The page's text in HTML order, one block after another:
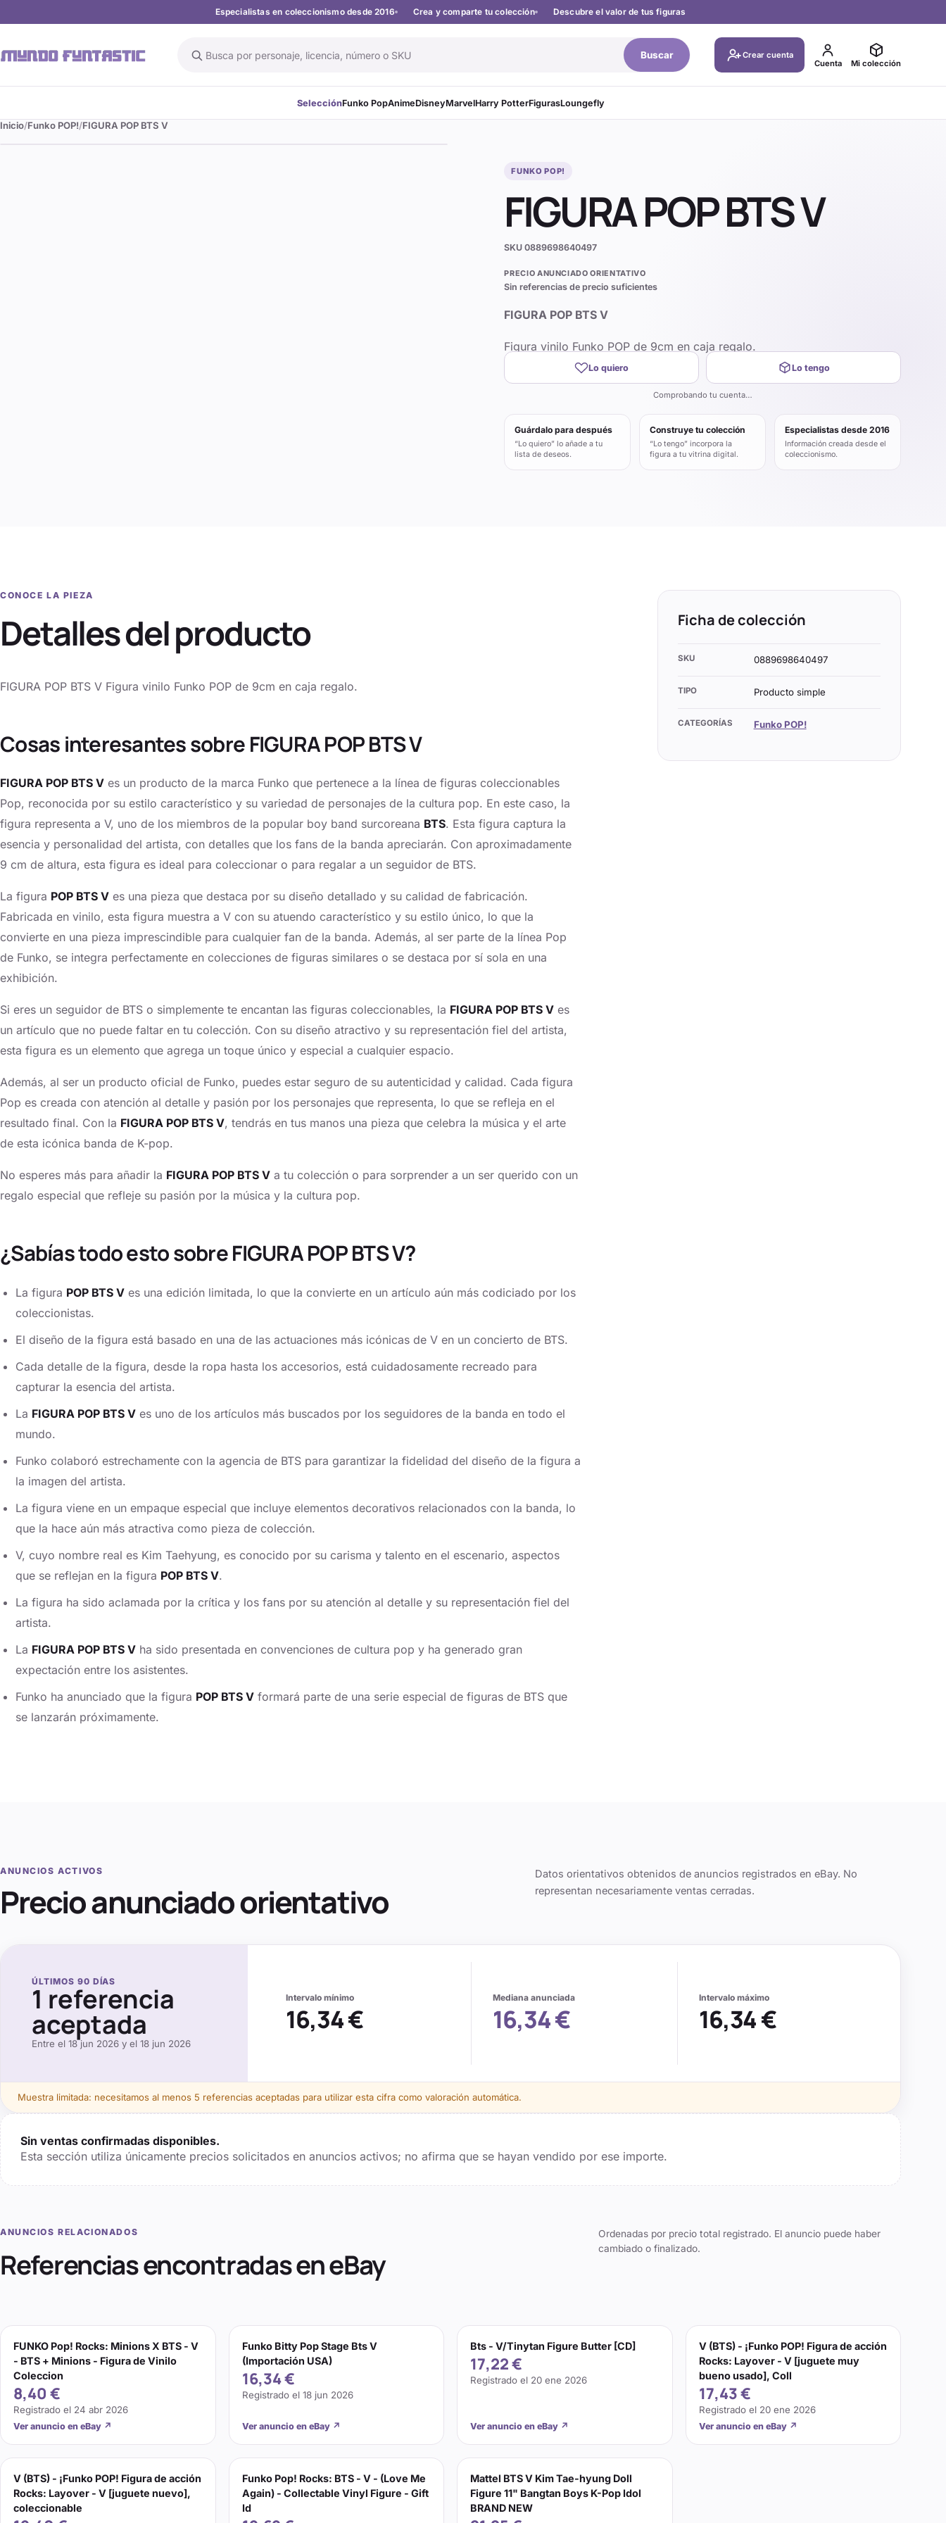
Especialistas en coleccionismo desde 2016 Crea y comparte tu colección Descubre el valor de tus figuras
Buscar en el catálogo Buscar
Crear cuenta
Cuenta
Mi colección
SelecciónFunko PopAnimeDisneyMarvelHarry PotterFigurasLoungefly
Inicio Funko POP! FIGURA POP BTS V
FUNKO POP!
FIGURA POP BTS V
SKU0889698640497
PRECIO ANUNCIADO ORIENTATIVO
Sin referencias de precio suficientes
FIGURA POP BTS V
Figura vinilo Funko POP de 9cm en caja regalo.
Lo quiero Lo tengo
Comprobando tu cuenta…
Guárdalo para después
“Lo quiero” lo añade a tu
lista de deseos.
Construye tu colección
“Lo tengo” incorpora la
figura a tu vitrina digital.
Especialistas desde 2016
Información creada desde el
coleccionismo.
CONOCE LA PIEZA
Detalles del producto
FIGURA POP BTS V Figura vinilo Funko POP de 9cm en caja regalo.
Cosas interesantes sobre FIGURA POP BTS V
FIGURA POP BTS V es un producto de la marca Funko que pertenece a la línea de figuras coleccionables
Pop, reconocida por su estilo característico y su variedad de personajes de la cultura pop. En este caso, la
figura representa a V, uno de los miembros de la popular boy band surcoreana BTS. Esta figura captura la
esencia y personalidad del artista, con detalles que los fans de la banda apreciarán. Con aproximadamente
9 cm de altura, esta figura es ideal para coleccionar o para regalar a un seguidor de BTS.
La figura POP BTS V es una pieza que destaca por su diseño detallado y su calidad de fabricación.
Fabricada en vinilo, esta figura muestra a V con su atuendo característico y su estilo único, lo que la
convierte en una pieza imprescindible para cualquier fan de la banda. Además, al ser parte de la línea Pop
de Funko, se integra perfectamente en colecciones de figuras similares o se destaca por sí sola en una
exhibición.
Si eres un seguidor de BTS o simplemente te encantan las figuras coleccionables, la FIGURA POP BTS V es
un artículo que no puede faltar en tu colección. Con su diseño atractivo y su representación fiel del artista,
esta figura es un elemento que agrega un toque único y especial a cualquier espacio.
Además, al ser un producto oficial de Funko, puedes estar seguro de su autenticidad y calidad. Cada figura
Pop es creada con atención al detalle y pasión por los personajes que representa, lo que se refleja en el
resultado final. Con la FIGURA POP BTS V, tendrás en tus manos una pieza que celebra la música y el arte
de esta icónica banda de K-pop.
No esperes más para añadir la FIGURA POP BTS V a tu colección o para sorprender a un ser querido con un
regalo especial que refleje su pasión por la música y la cultura pop.
¿Sabías todo esto sobre FIGURA POP BTS V?
La figura POP BTS V es una edición limitada, lo que la convierte en un artículo aún más codiciado por los
coleccionistas.
El diseño de la figura está basado en una de las actuaciones más icónicas de V en un concierto de BTS.
Cada detalle de la figura, desde la ropa hasta los accesorios, está cuidadosamente recreado para
capturar la esencia del artista.
La FIGURA POP BTS V es uno de los artículos más buscados por los seguidores de la banda en todo el
mundo.
Funko colaboró estrechamente con la agencia de BTS para garantizar la fidelidad del diseño de la figura a
la imagen del artista.
La figura viene en un empaque especial que incluye elementos decorativos relacionados con la banda, lo
que la hace aún más atractiva como pieza de colección.
V, cuyo nombre real es Kim Taehyung, es conocido por su carisma y talento en el escenario, aspectos
que se reflejan en la figura POP BTS V.
La figura ha sido aclamada por la crítica y los fans por su atención al detalle y su representación fiel del
artista.
La FIGURA POP BTS V ha sido presentada en convenciones de cultura pop y ha generado gran
expectación entre los asistentes.
Funko ha anunciado que la figura POP BTS V formará parte de una serie especial de figuras de BTS que
se lanzarán próximamente.
Ficha de colección
SKU 0889698640497
TIPO Producto simple
CATEGORÍAS Funko POP!
ANUNCIOS ACTIVOS
Precio anunciado orientativo
Datos orientativos obtenidos de anuncios registrados en eBay. No
representan necesariamente ventas cerradas.
ÚLTIMOS 90 DÍAS
1 referencia
aceptada
Entre el 18 jun 2026 y el 18 jun 2026
Intervalo mínimo
16,34 €
Mediana anunciada
16,34 €
Intervalo máximo
16,34 €
Muestra limitada: necesitamos al menos 5 referencias aceptadas para utilizar esta cifra como valoración automática.
Sin ventas confirmadas disponibles.
Esta sección utiliza únicamente precios solicitados en anuncios activos; no afirma que se hayan vendido por ese importe.
ANUNCIOS RELACIONADOS
Referencias encontradas en eBay
Ordenadas por precio total registrado. El anuncio puede haber
cambiado o finalizado.
FUNKO Pop! Rocks: Minions X BTS - V
- BTS + Minions - Figura de Vinilo
Coleccion
8,40 €
Registrado el 24 abr 2026
Ver anuncio en eBay ↗
Funko Bitty Pop Stage Bts V
(Importación USA)
16,34 €
Registrado el 18 jun 2026
Ver anuncio en eBay ↗
Bts - V/Tinytan Figure Butter [CD]
17,22 €
Registrado el 20 ene 2026
Ver anuncio en eBay ↗
V (BTS) - ¡Funko POP! Figura de acción
Rocks: Layover - V [juguete muy
bueno usado], Coll
17,43 €
Registrado el 20 ene 2026
Ver anuncio en eBay ↗
V (BTS) - ¡Funko POP! Figura de acción
Rocks: Layover - V [juguete nuevo],
coleccionable
Funko Pop! Rocks: BTS - V - (Love Me
Again) - Collectable Vinyl Figure - Gift
Id
Mattel BTS V Kim Tae-hyung Doll
Figure 11" Bangtan Boys K-Pop Idol
BRAND NEW